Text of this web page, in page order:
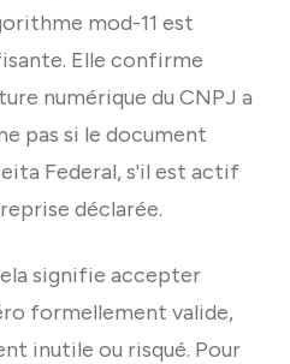
mod-11 est
Elle confirme
numérique du CNPJ a
pas si le document
Federal, s'il est actif
déclarée.
signifie accepter
formellement valide,
inutile ou risqué. Pour